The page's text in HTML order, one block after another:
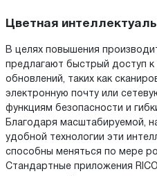
Цветная
В целях повышения
предлагают быстрый доступ
обновлений, таких как
электронную почту или
функциям безопасности и
Благодаря масштабируемой,
удобной технологии эти
способны меняться по мере
Стандартные приложения